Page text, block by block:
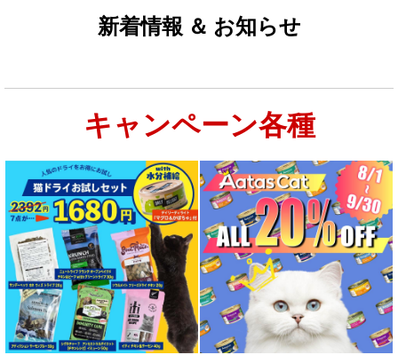
新着情報 ＆ お知らせ
キャンペーン各種